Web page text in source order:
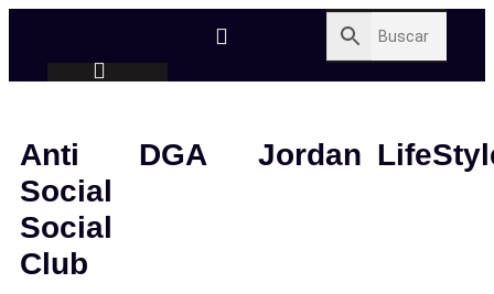
Anti
Social
Social
Club
DGA Jordan